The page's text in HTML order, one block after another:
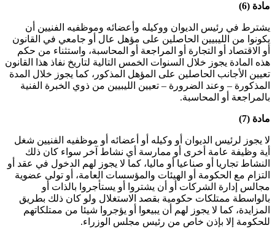
مادة (6)
يشترط في رئيس الديوان ووكيله وأعضائه وموظفيه الفنيين أن
يكونوا من الليبيين الحاصلين على مؤهل عال أو جامعي في القانون
أو الاقتصاد أو التجارة أو المراجعة أو المحاسبة، واستثناء من حكم
هذه المادة يجوز خلال السنوات الخمس التالية لتاريخ نفاذ هذا القانون
تعيين الأجانب الحاصلين على المؤهل المذكور، كما يجوز خلال المدة
المذكورة – وعند الضرورة – تعيين الليبيين من ذوي الخبرة الفنية
بالمراجعة أو المحاسبة.
مادة (7)
لا يجوز لرئيس الديوان أو وكيله أو أعضائه أو موظفيه الفنيين شغل
أية وظيفة عامة أخرى أو ممارسة أي نشاط آخر سواء كان ذلك
النشاط تجاريا أو صناعيا أو ماليا، كما لا يجوز لهم الدخول في عقد أو
التزام مع الحكومة أو الهيئات والمؤسسات العامة، أو تولى عضوية
مجالس إدارة الشركات أو أن يشتروا أو يستأجروا بالذات أو
بالواسطة ممتلكات حكومية بقصد الاستغلال ولو كان ذلك بطريق
المزايدة، كما لا يجوز لهم أن يبيعوا أو يؤجروا شيئا من ممتلكاتهم
للحكومة إلا بإذن خاص من رئيس مجلس الوزراء.